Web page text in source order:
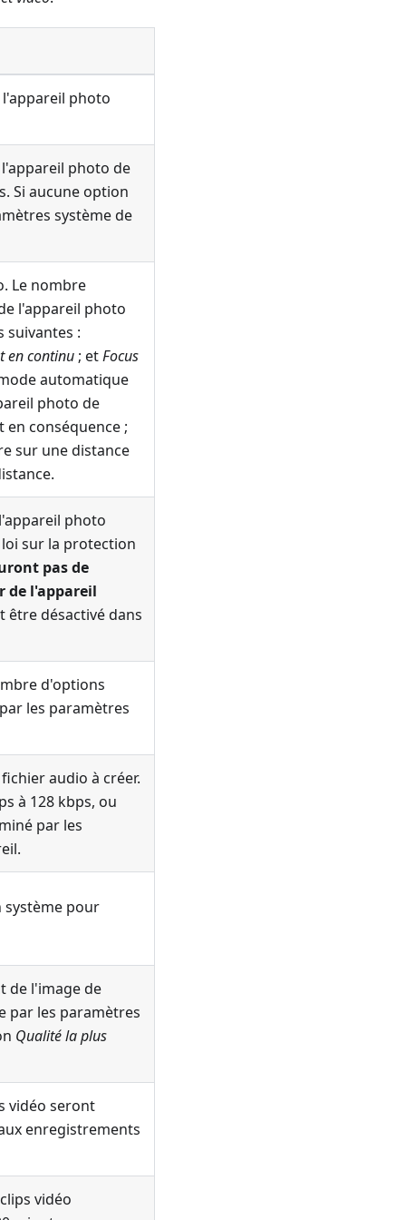
photo
photo de
Si aucune option
système de
Le nombre
l'appareil photo
suivantes :
en continu; etFocus
automatique
photo de
conséquence ;
sur une distance
photo
sur la protection
pas de
de l'appareil
être désactivé dans
d'options
les paramètres
audio à créer.
à 128 kbps, ou
par les
système pour
de l'image de
par les paramètres
Qualité la plus
vidéo seront
enregistrements
vidéo